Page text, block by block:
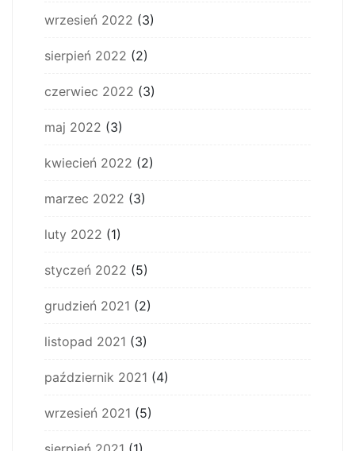
wrzesień 2022 (3)
sierpień 2022 (2)
czerwiec 2022 (3)
maj 2022 (3)
kwiecień 2022 (2)
marzec 2022 (3)
luty 2022 (1)
styczeń 2022 (5)
grudzień 2021 (2)
listopad 2021 (3)
październik 2021 (4)
wrzesień 2021 (5)